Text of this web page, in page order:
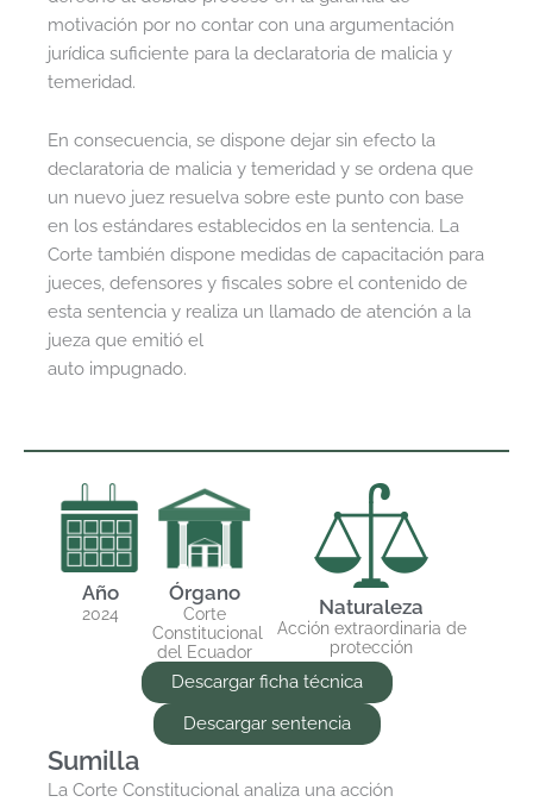
motivación por no contar con una argumentación
jurídica suficiente para la declaratoria de malicia y
temeridad.
En consecuencia, se dispone dejar sin efecto la
declaratoria de malicia y temeridad y se ordena que
un nuevo juez resuelva sobre este punto con base
en los estándares establecidos en la sentencia. La
Corte también dispone medidas de capacitación para
jueces, defensores y fiscales sobre el contenido de
esta sentencia y realiza un llamado de atención a la
jueza que emitió el
auto impugnado.
Año
2024
Órgano
Corte
Constitucional
del Ecuador
Naturaleza
Acción extraordinaria de
protección
Descargar ficha técnica
Descargar sentencia
Sumilla
La Corte Constitucional analiza una acción